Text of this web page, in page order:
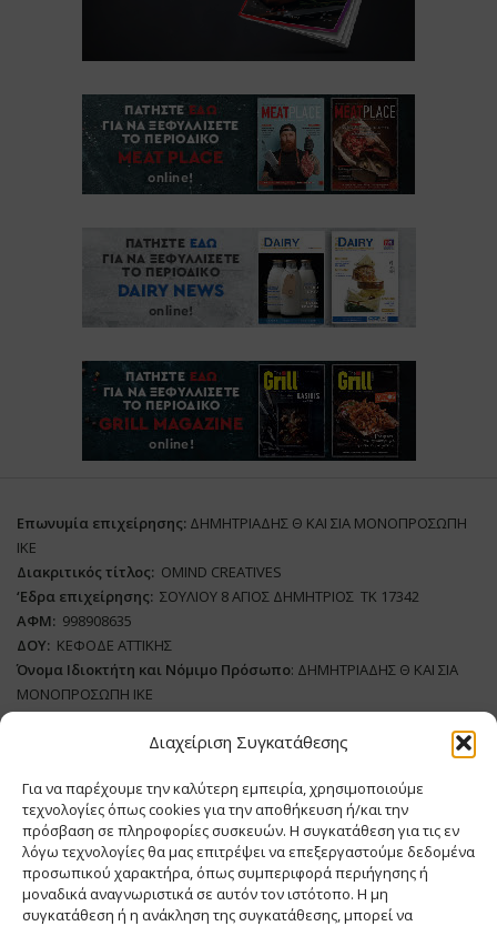
Διαχείριση Συγκατάθεσης
Για να παρέχουμε την καλύτερη εμπειρία, χρησιμοποιούμε
τεχνολογίες όπως cookies για την αποθήκευση ή/και την
πρόσβαση σε πληροφορίες συσκευών. Η συγκατάθεση για τις εν
λόγω τεχνολογίες θα μας επιτρέψει να επεξεργαστούμε δεδομένα
προσωπικού χαρακτήρα, όπως συμπεριφορά περιήγησης ή
μοναδικά αναγνωριστικά σε αυτόν τον ιστότοπο. Η μη
συγκατάθεση ή η ανάκληση της συγκατάθεσης, μπορεί να
Επωνυμία επιχείρησης: ΔΗΜΗΤΡΙΑΔΗΣ Θ ΚΑΙ ΣΙΑ ΜΟΝΟΠΡΟΣΩΠΗ
ΙΚΕ
Διακριτικός τίτλος: ΟΜΙΝD CREATIVES
‘Eδρα επιχείρησης: ΣΟΥΛΙΟΥ 8 ΑΓΙΟΣ ΔΗΜΗΤΡΙΟΣ ΤΚ 17342
ΑΦΜ: 998908635
ΔΟΥ: ΚΕΦΟΔΕ ΑΤΤΙΚΗΣ
Όνομα Ιδιοκτήτη και Νόμιμο Πρόσωπο: ΔΗΜΗΤΡΙΑΔΗΣ Θ ΚΑΙ ΣΙΑ
ΜΟΝΟΠΡΟΣΩΠΗ ΙΚΕ
Διευθυντής Σύνταξης:ΑΘΑΝΑΣΙΟΣ ΑΝΤΩΝΙΟΥ
ΔικαιούχοςDomain:ΔΗΜΗΤΡΙΑΔΗΣ Θ ΚΑΙ ΣΙΑ ΜΟΝΟΠΡΟΣΩΠΗ ΙΚΕ
Διευθυντής: ΕΥΘΥΜΙΑΤΟΥ ΜΑΡΙΑ
Διαχειριστής:
ΕΥΘΥΜΙΑΤΟΥ ΜΑΡΙΑ
Δήλωση Συμμόρφωσης